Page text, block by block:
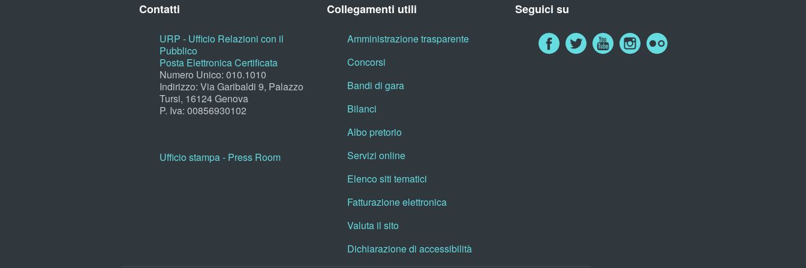
Contatti
URP - Ufficio Relazioni con il
Pubblico
Posta Elettronica Certificata
Numero Unico: 010.1010
Indirizzo: Via Garibaldi 9, Palazzo
Tursi, 16124 Genova
P. Iva: 00856930102
Ufficio stampa - Press Room
Collegamenti utili
Amministrazione trasparente
Concorsi
Bandi di gara
Bilanci
Albo pretorio
Servizi online
Elenco siti tematici
Fatturazione elettronica
Valuta il sito
Dichiarazione di accessibilità
Seguici su